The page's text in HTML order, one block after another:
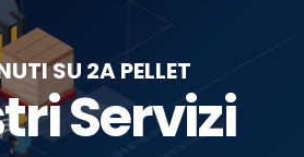
SU 2A PELLET
Servizi